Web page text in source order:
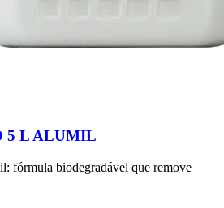
5 L ALUMIL
fórmula biodegradável que remove